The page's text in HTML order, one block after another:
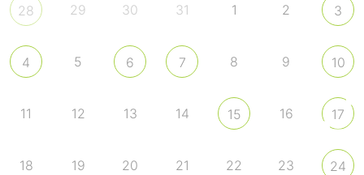
28 29 30 31 1 2 3
4 5 6 7 8 9 10
11 12 13 14 15 16 17
18 19 20 21 22 23 24